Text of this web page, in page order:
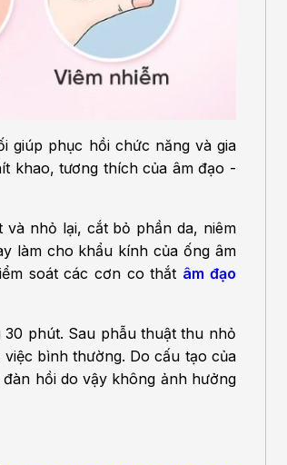
giúp phục hồi chức năng và gia
khao, tương thích của âm đạo -
nhỏ lại, cắt bỏ phần da, niêm
làm cho khẩu kính của ống âm
soát các cơn co thắt âm đạo
phút. Sau phẫu thuật thu nhỏ
bình thường. Do cấu tạo của
hồi do vậy không ảnh hưởng